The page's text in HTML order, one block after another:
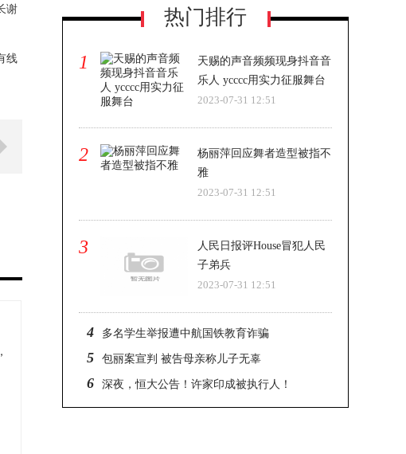
谢
线
热门排行
1
天赐的声音频频现身抖音音
乐人 ycccc用实力征服舞台
2023-07-31 12:51
2
杨丽萍回应舞者造型被指不
雅
2023-07-31 12:51
3
人民日报评House冒犯人民
子弟兵
2023-07-31 12:51
4 多名学生举报遭中航国铁教育诈骗
5 包丽案宣判 被告母亲称儿子无辜
6 深夜，恒大公告！许家印成被执行人！